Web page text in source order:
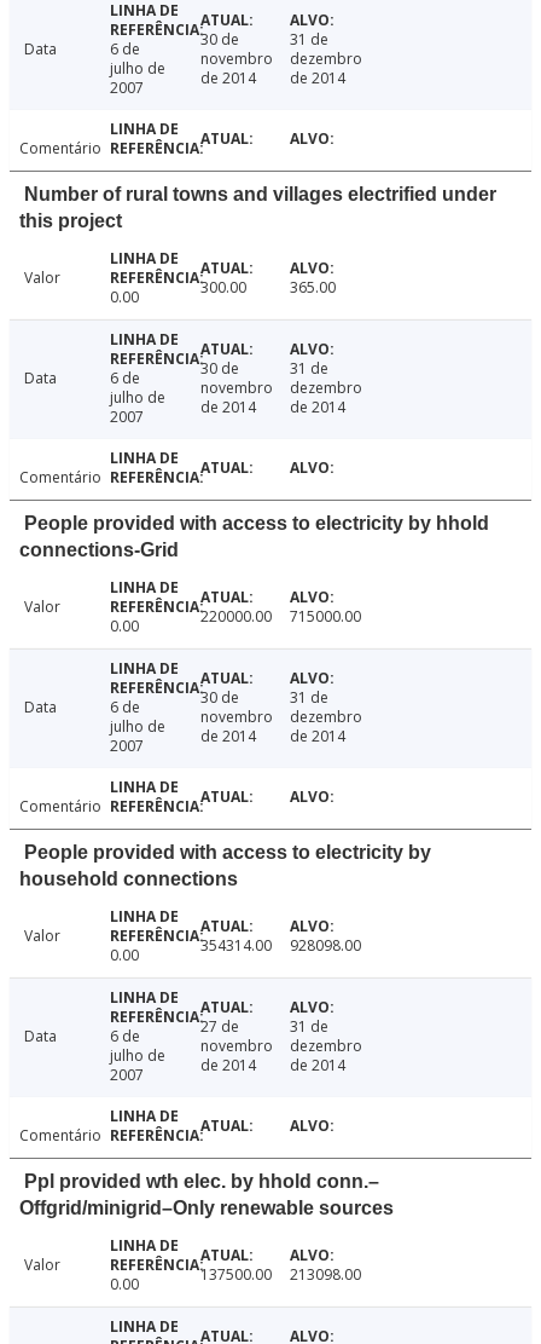
Data
6 de
julho de
2007
30 de
novembro
de 2014
31 de
dezembro
de 2014
Comentário
Number of rural towns and villages electrified under
this project
Valor
0.00
300.00 365.00
Data
6 de
julho de
2007
30 de
novembro
de 2014
31 de
dezembro
de 2014
Comentário
People provided with access to electricity by hhold
connections-Grid
Valor
0.00
220000.00 715000.00
Data
6 de
julho de
2007
30 de
novembro
de 2014
31 de
dezembro
de 2014
Comentário
People provided with access to electricity by
household connections
Valor
0.00
354314.00 928098.00
Data
6 de
julho de
2007
27 de
novembro
de 2014
31 de
dezembro
de 2014
Comentário
Ppl provided wth elec. by hhold conn.–
Offgrid/minigrid–Only renewable sources
Valor
0.00
137500.00 213098.00